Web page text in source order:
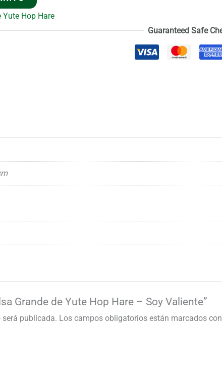
Yute Hop Hare
Guaranteed Safe
Grande de Yute Hop Hare – Soy Valiente”
será publicada. Los campos obligatorios están marcados con